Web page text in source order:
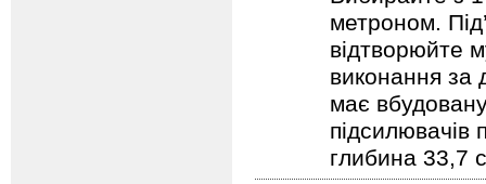
метроном.
відтворюйте
виконання за
має
глибина 33,7